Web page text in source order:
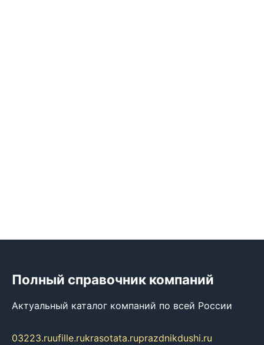
Полный справочник компаний
Актуальный каталог компаний по всей России
03223.ruufille.rukrasotata.ruprazdnikdushi.ru